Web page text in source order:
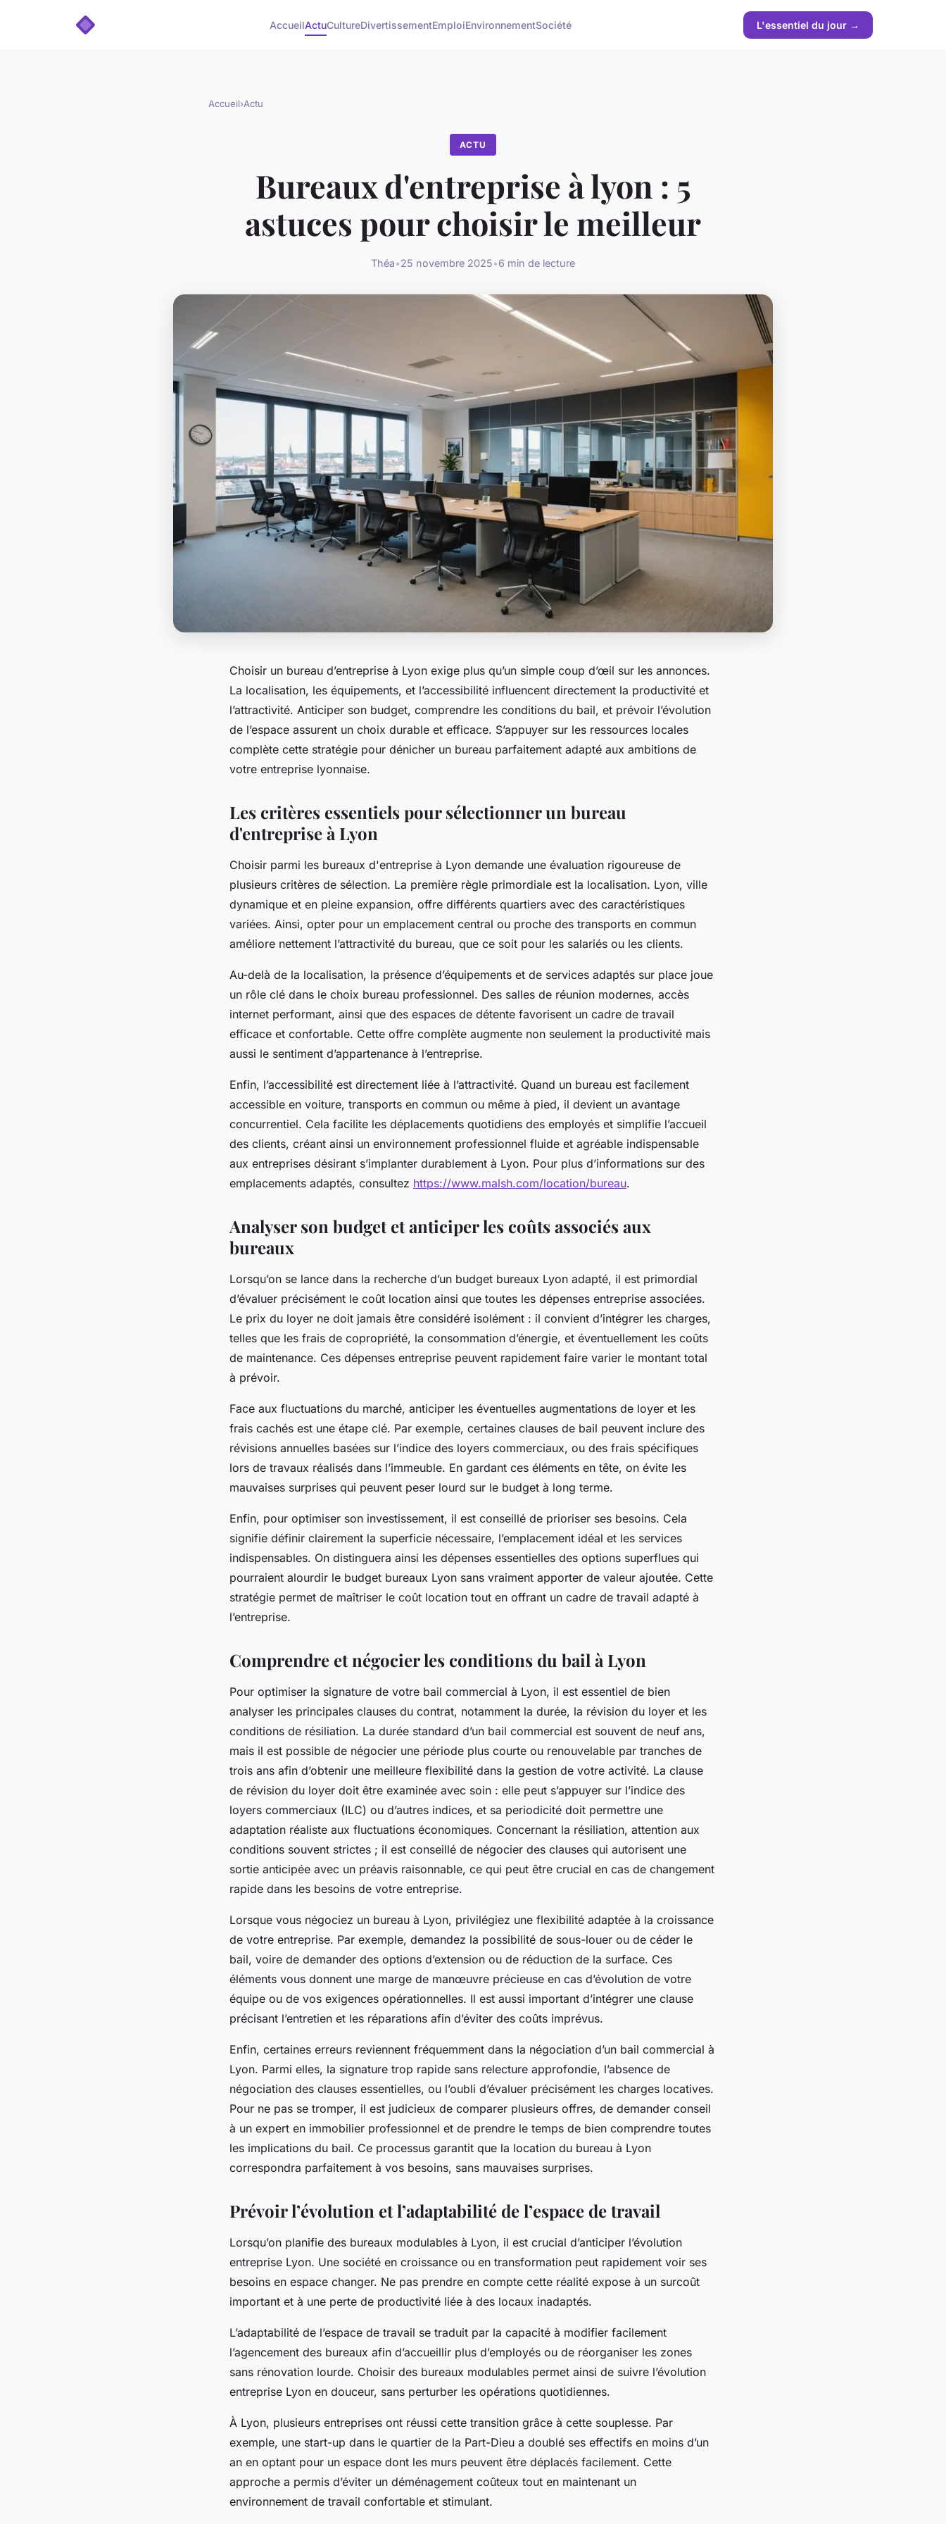
AccueilActuCultureDivertissementEmploiEnvironnementSociété L'essentiel du jour →
Accueil›Actu
ACTU
Bureaux d'entreprise à lyon : 5
astuces pour choisir le meilleur
Théa•25 novembre 2025•6 min de lecture
Choisir un bureau d’entreprise à Lyon exige plus qu’un simple coup d’œil sur les annonces.
La localisation, les équipements, et l’accessibilité influencent directement la productivité et
l’attractivité. Anticiper son budget, comprendre les conditions du bail, et prévoir l’évolution
de l’espace assurent un choix durable et efficace. S’appuyer sur les ressources locales
complète cette stratégie pour dénicher un bureau parfaitement adapté aux ambitions de
votre entreprise lyonnaise.
Les critères essentiels pour sélectionner un bureau
d'entreprise à Lyon
Choisir parmi les bureaux d'entreprise à Lyon demande une évaluation rigoureuse de
plusieurs critères de sélection. La première règle primordiale est la localisation. Lyon, ville
dynamique et en pleine expansion, offre différents quartiers avec des caractéristiques
variées. Ainsi, opter pour un emplacement central ou proche des transports en commun
améliore nettement l’attractivité du bureau, que ce soit pour les salariés ou les clients.
Au-delà de la localisation, la présence d’équipements et de services adaptés sur place joue
un rôle clé dans le choix bureau professionnel. Des salles de réunion modernes, accès
internet performant, ainsi que des espaces de détente favorisent un cadre de travail
efficace et confortable. Cette offre complète augmente non seulement la productivité mais
aussi le sentiment d’appartenance à l’entreprise.
Enfin, l’accessibilité est directement liée à l’attractivité. Quand un bureau est facilement
accessible en voiture, transports en commun ou même à pied, il devient un avantage
concurrentiel. Cela facilite les déplacements quotidiens des employés et simplifie l’accueil
des clients, créant ainsi un environnement professionnel fluide et agréable indispensable
aux entreprises désirant s’implanter durablement à Lyon. Pour plus d’informations sur des
emplacements adaptés, consultez https://www.malsh.com/location/bureau.
Analyser son budget et anticiper les coûts associés aux
bureaux
Lorsqu’on se lance dans la recherche d’un budget bureaux Lyon adapté, il est primordial
d’évaluer précisément le coût location ainsi que toutes les dépenses entreprise associées.
Le prix du loyer ne doit jamais être considéré isolément : il convient d’intégrer les charges,
telles que les frais de copropriété, la consommation d’énergie, et éventuellement les coûts
de maintenance. Ces dépenses entreprise peuvent rapidement faire varier le montant total
à prévoir.
Face aux fluctuations du marché, anticiper les éventuelles augmentations de loyer et les
frais cachés est une étape clé. Par exemple, certaines clauses de bail peuvent inclure des
révisions annuelles basées sur l’indice des loyers commerciaux, ou des frais spécifiques
lors de travaux réalisés dans l’immeuble. En gardant ces éléments en tête, on évite les
mauvaises surprises qui peuvent peser lourd sur le budget à long terme.
Enfin, pour optimiser son investissement, il est conseillé de prioriser ses besoins. Cela
signifie définir clairement la superficie nécessaire, l’emplacement idéal et les services
indispensables. On distinguera ainsi les dépenses essentielles des options superflues qui
pourraient alourdir le budget bureaux Lyon sans vraiment apporter de valeur ajoutée. Cette
stratégie permet de maîtriser le coût location tout en offrant un cadre de travail adapté à
l’entreprise.
Comprendre et négocier les conditions du bail à Lyon
Pour optimiser la signature de votre bail commercial à Lyon, il est essentiel de bien
analyser les principales clauses du contrat, notamment la durée, la révision du loyer et les
conditions de résiliation. La durée standard d’un bail commercial est souvent de neuf ans,
mais il est possible de négocier une période plus courte ou renouvelable par tranches de
trois ans afin d’obtenir une meilleure flexibilité dans la gestion de votre activité. La clause
de révision du loyer doit être examinée avec soin : elle peut s’appuyer sur l’indice des
loyers commerciaux (ILC) ou d’autres indices, et sa periodicité doit permettre une
adaptation réaliste aux fluctuations économiques. Concernant la résiliation, attention aux
conditions souvent strictes ; il est conseillé de négocier des clauses qui autorisent une
sortie anticipée avec un préavis raisonnable, ce qui peut être crucial en cas de changement
rapide dans les besoins de votre entreprise.
Lorsque vous négociez un bureau à Lyon, privilégiez une flexibilité adaptée à la croissance
de votre entreprise. Par exemple, demandez la possibilité de sous-louer ou de céder le
bail, voire de demander des options d’extension ou de réduction de la surface. Ces
éléments vous donnent une marge de manœuvre précieuse en cas d’évolution de votre
équipe ou de vos exigences opérationnelles. Il est aussi important d’intégrer une clause
précisant l’entretien et les réparations afin d’éviter des coûts imprévus.
Enfin, certaines erreurs reviennent fréquemment dans la négociation d’un bail commercial à
Lyon. Parmi elles, la signature trop rapide sans relecture approfondie, l’absence de
négociation des clauses essentielles, ou l’oubli d’évaluer précisément les charges locatives.
Pour ne pas se tromper, il est judicieux de comparer plusieurs offres, de demander conseil
à un expert en immobilier professionnel et de prendre le temps de bien comprendre toutes
les implications du bail. Ce processus garantit que la location du bureau à Lyon
correspondra parfaitement à vos besoins, sans mauvaises surprises.
Prévoir l’évolution et l’adaptabilité de l’espace de travail
Lorsqu’on planifie des bureaux modulables à Lyon, il est crucial d’anticiper l’évolution
entreprise Lyon. Une société en croissance ou en transformation peut rapidement voir ses
besoins en espace changer. Ne pas prendre en compte cette réalité expose à un surcoût
important et à une perte de productivité liée à des locaux inadaptés.
L’adaptabilité de l’espace de travail se traduit par la capacité à modifier facilement
l’agencement des bureaux afin d’accueillir plus d’employés ou de réorganiser les zones
sans rénovation lourde. Choisir des bureaux modulables permet ainsi de suivre l’évolution
entreprise Lyon en douceur, sans perturber les opérations quotidiennes.
À Lyon, plusieurs entreprises ont réussi cette transition grâce à cette souplesse. Par
exemple, une start-up dans le quartier de la Part-Dieu a doublé ses effectifs en moins d’un
an en optant pour un espace dont les murs peuvent être déplacés facilement. Cette
approche a permis d’éviter un déménagement coûteux tout en maintenant un
environnement de travail confortable et stimulant.